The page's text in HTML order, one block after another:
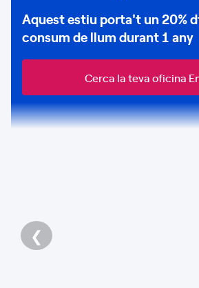
Aquest estiu porta't un20%
consum dellum durant 1 any
Cerca la teva oficina
❮